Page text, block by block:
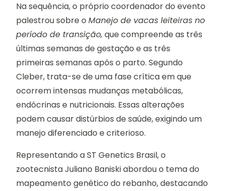
Na sequência, o próprio coordenador do evento
palestrou sobre o Manejo de vacas leiteiras no
período de transição, que compreende as três
últimas semanas de gestação e as três
primeiras semanas após o parto. Segundo
Cleber, trata-se de uma fase crítica em que
ocorrem intensas mudanças metabólicas,
endócrinas e nutricionais. Essas alterações
podem causar distúrbios de saúde, exigindo um
manejo diferenciado e criterioso.
Representando a ST Genetics Brasil, o
zootecnista Juliano Baniski abordou o tema do
mapeamento genético do rebanho, destacando